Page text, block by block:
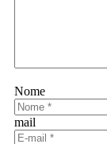
Nome
mail